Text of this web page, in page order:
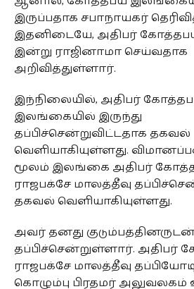
இருப்பதாக சபாநாயகர்
இதனிடையே, அதிபர்
இன்று ராஜினாமா செய்வதாக
அறிவித்துள்ளார்.
இந்நிலையில், அதிபர்
இலங்கையில் இருந்து
தப்பிச்சென்றுவிட்டதாக தகவல்
வெளியாகியுள்ளது.
மூலம் இலங்கை அதிபர்
ராஜபக்சே மாலத்தீவு
தகவல் வெளியாகியுள்ளது.
அவர் தனது
தப்பிச்சென்றுள்ளார். அதிபர்
ராஜபக்சே மாலத்தீவு
கொழும்பு பிரதமர்